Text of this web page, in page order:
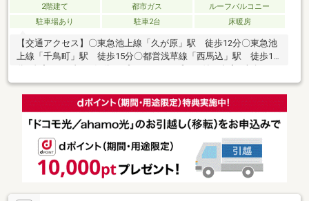
2階建て 都市ガス
ルーフバルコニー
駐車場あり
駐車2台 床暖房
【交通アクセス】〇東急池上線「久が原」駅 徒歩12分〇東急池
上線「千鳥町」駅 徒歩15分〇都営浅草線「西馬込」駅 徒歩16
ため、たっぷりの陽光に包まれる明るい住まい■ご家族みんなが
ゆったりくつろげる約２２.２帖の広々リビング■優しいぬくもり
に包まれる床暖房付■たっぷり収納でお部屋すっきり！快適な暮
らしを実現■駐車場2台分 ※車種によります。■1階にシャワール
バルコニーにジャグジー付き！家族や友人と過ごす特別な時間